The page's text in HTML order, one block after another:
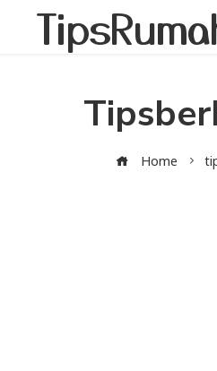
Home